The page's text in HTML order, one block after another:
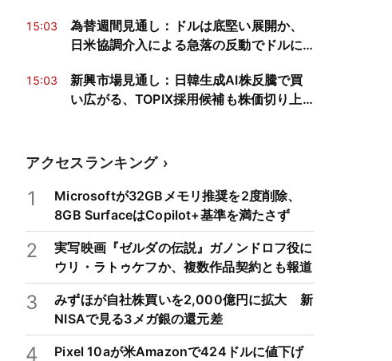
15:03
為替週間見通し：ドルは底堅い展開か、
日米協調介入による急落の反動でドルに
15:03
新興市場見通し：日韓生成AI株反騰で買
い広がる、TOPIX採用候補も株価切り上
アクセスランキング
1
Microsoftが32GBメモリ推奨を2度削除、
8GB SurfaceはCopilot+基準を満たさず
2
実写映画『ゼルダの伝説』ガノンドロフ役に
ウリ・ラトゥケフか、複数作品契約とも報道
3
みずほが自社株買いを2,000億円に拡大 新
NISAで見る3メガ銀の還元差
4
Pixel 10aが米Amazonで424ドルに値下げ